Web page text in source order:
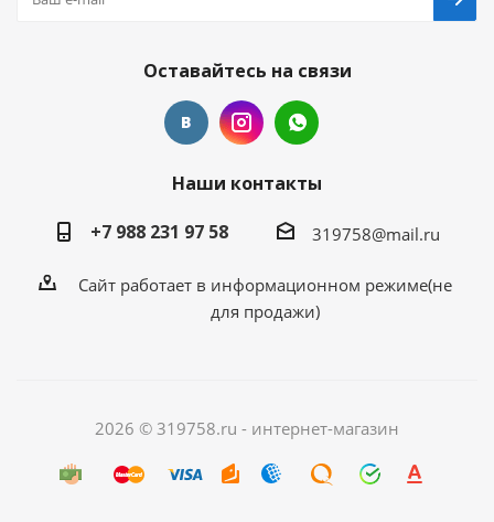
Оставайтесь на связи
Наши контакты
+7 988 231 97 58
319758@mail.ru
Сайт работает в информационном режиме(не
для продажи)
2026 © 319758.ru - интернет-магазин